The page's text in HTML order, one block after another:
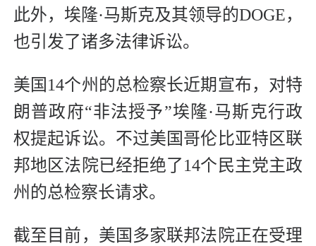
此外，埃隆·马斯克及其领导的DOGE，
也引发了诸多法律诉讼。
美国14个州的总检察长近期宣布，对特
朗普政府“非法授予”埃隆·马斯克行政
权提起诉讼。不过美国哥伦比亚特区联
邦地区法院已经拒绝了14个民主党主政
州的总检察长请求。
截至目前，美国多家联邦法院正在受理